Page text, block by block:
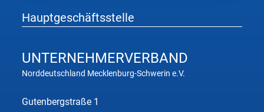
Hauptgeschäftsstelle
UNTERNEHMERVERBAND
Norddeutschland Mecklenburg-Schwerin e.V.
Gutenbergstraße 1